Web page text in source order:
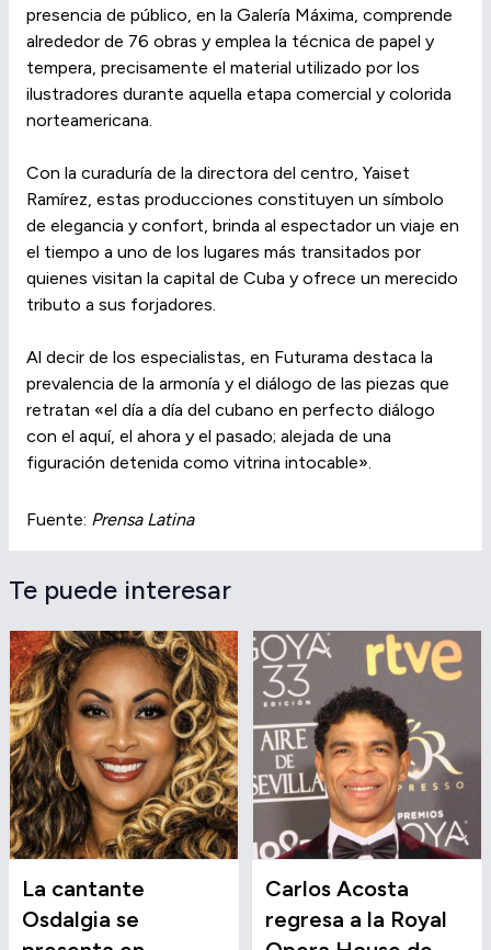
presencia de público, en la Galería Máxima, comprende
alrededor de 76 obras y emplea la técnica de papel y
tempera, precisamente el material utilizado por los
ilustradores durante aquella etapa comercial y colorida
norteamericana.
Con la curaduría de la directora del centro, Yaiset
Ramírez, estas producciones constituyen un símbolo
de elegancia y confort, brinda al espectador un viaje en
el tiempo a uno de los lugares más transitados por
quienes visitan la capital de Cuba y ofrece un merecido
tributo a sus forjadores.
Al decir de los especialistas, en Futurama destaca la
prevalencia de la armonía y el diálogo de las piezas que
retratan «el día a día del cubano en perfecto diálogo
con el aquí, el ahora y el pasado; alejada de una
figuración detenida como vitrina intocable».
Fuente: Prensa Latina
Te puede interesar
La cantante
Osdalgia se
Carlos Acosta
regresa a la Royal